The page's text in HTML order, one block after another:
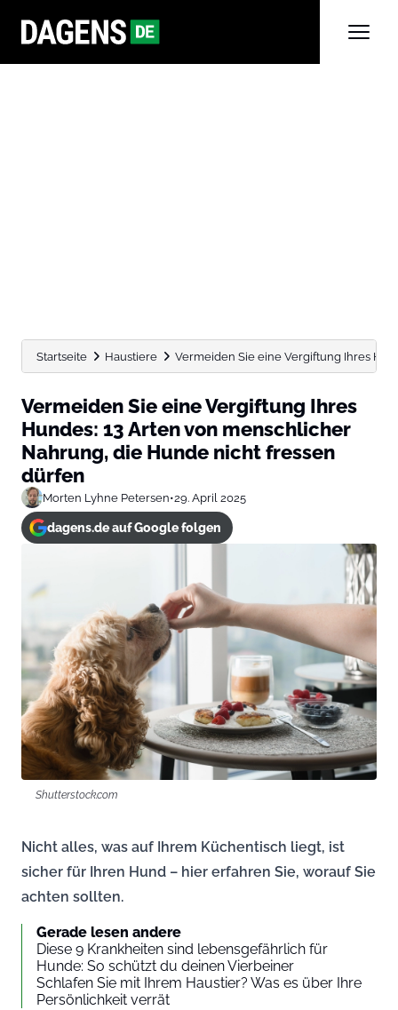
Startseite Haustiere Vermeiden Sie eine Vergiftung Ihres
Vermeiden Sie eine Vergiftung Ihres
Hundes: 13 Arten von menschlicher
Nahrung, die Hunde nicht fressen
dürfen
Morten Lyhne Petersen•29. April 2025
dagens.de auf Google folgen
Shutterstock.com
Nicht alles, was auf Ihrem Küchentisch liegt, ist
sicher für Ihren Hund – hier erfahren Sie, worauf Sie
achten sollten.
Gerade lesen andere
Diese 9 Krankheiten sind lebensgefährlich für
Hunde: So schützt du deinen Vierbeiner
Schlafen Sie mit Ihrem Haustier? Was es über Ihre
Persönlichkeit verrät